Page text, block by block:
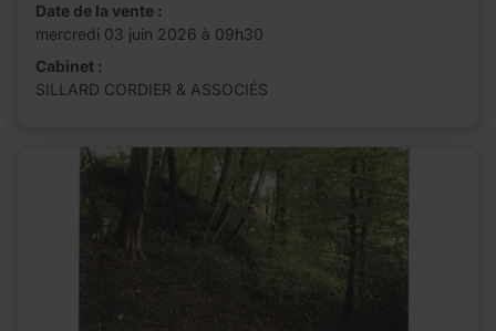
Date de la vente :
mercredi 03 juin 2026 à 09h30
Cabinet :
SILLARD CORDIER & ASSOCIÉS